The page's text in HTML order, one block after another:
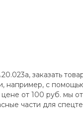
заказать
с помощью
цене от 100 руб. мы
части для